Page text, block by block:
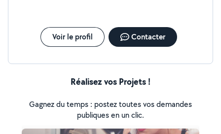
Voir le profil Contacter
Réalisez vos Projets !
Gagnez du temps : postez toutes vos demandes
publiques en un clic.